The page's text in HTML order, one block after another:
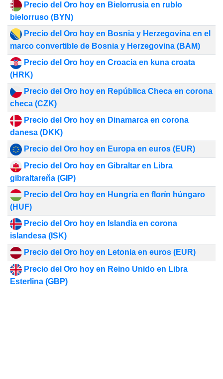
Precio del Oro hoy en Bielorrusia en rublo
bielorruso (BYN)
Precio del Oro hoy en Bosnia y Herzegovina en el
marco convertible de Bosnia y Herzegovina (BAM)
Precio del Oro hoy en Croacia en kuna croata
(HRK)
Precio del Oro hoy en República Checa en corona
checa (CZK)
Precio del Oro hoy en Dinamarca en corona
danesa (DKK)
Precio del Oro hoy en Europa en euros (EUR)
Precio del Oro hoy en Gibraltar en Libra
gibraltareña (GIP)
Precio del Oro hoy en Hungría en florín húngaro
(HUF)
Precio del Oro hoy en Islandia en corona
islandesa (ISK)
Precio del Oro hoy en Letonia en euros (EUR)
Precio del Oro hoy en Reino Unido en Libra
Esterlina (GBP)